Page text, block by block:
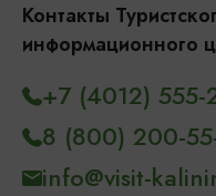
Контакты
информационного
+7 (4012) 555-
8 (800) 200-
info@visit-